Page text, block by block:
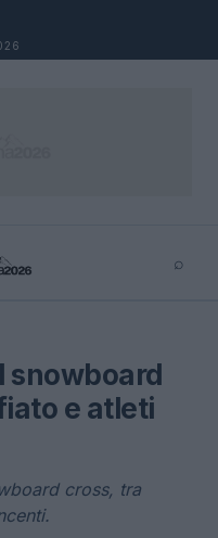
⌕
snowboard
e atleti
cross, tra